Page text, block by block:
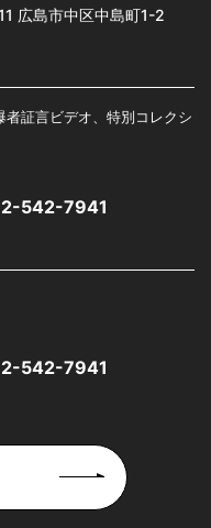
広島市中区中島町1-2
証言ビデオ、特別コレクシ
542-7941
542-7941